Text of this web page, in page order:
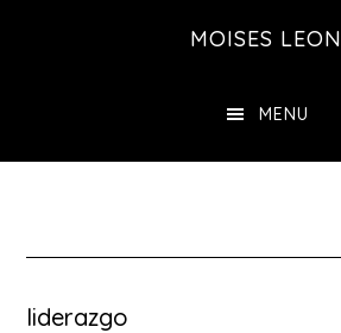
MOISES LEON
MENU
liderazgo